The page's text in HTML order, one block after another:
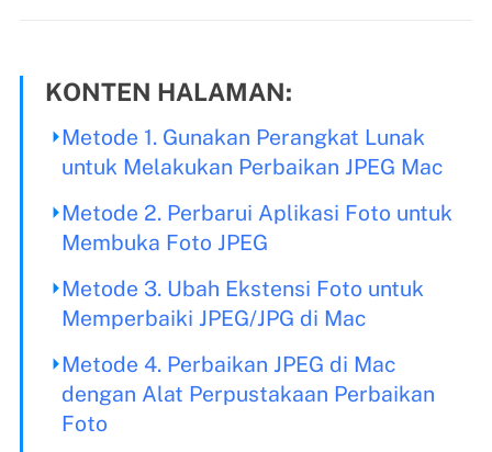
KONTEN HALAMAN:
Metode 1. Gunakan Perangkat Lunak
untuk Melakukan Perbaikan JPEG Mac
Metode 2. Perbarui Aplikasi Foto untuk
Membuka Foto JPEG
Metode 3. Ubah Ekstensi Foto untuk
Memperbaiki JPEG/JPG di Mac
Metode 4. Perbaikan JPEG di Mac
dengan Alat Perpustakaan Perbaikan
Foto